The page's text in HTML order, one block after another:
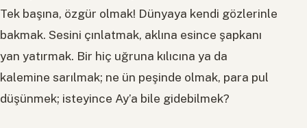
Tek başına, özgür olmak! Dünyaya kendi gözlerinle
bakmak. Sesini çınlatmak, aklına esince şapkanı
yan yatırmak. Bir hiç uğruna kılıcına ya da
kalemine sarılmak; ne ün peşinde olmak, para pul
düşünmek; isteyince Ay’a bile gidebilmek?